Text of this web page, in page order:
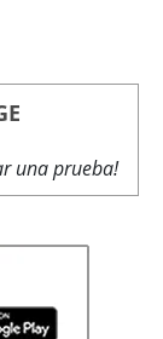
una prueba!